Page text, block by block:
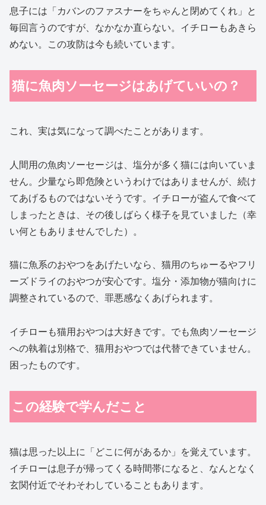
息子には「カバンのファスナーをちゃんと閉めてくれ」と
毎回言うのですが、なかなか直らない。イチローもあきら
めない。この攻防は今も続いています。
猫に魚肉ソーセージはあげていいの？
これ、実は気になって調べたことがあります。
人間用の魚肉ソーセージは、塩分が多く猫には向いていま
せん。少量なら即危険というわけではありませんが、続け
てあげるものではないそうです。イチローが盗んで食べて
しまったときは、その後しばらく様子を見ていました（幸
い何ともありませんでした）。
猫に魚系のおやつをあげたいなら、猫用のちゅーるやフリ
ーズドライのおやつが安心です。塩分・添加物が猫向けに
調整されているので、罪悪感なくあげられます。
イチローも猫用おやつは大好きです。でも魚肉ソーセージ
への執着は別格で、猫用おやつでは代替できていません。
困ったものです。
この経験で学んだこと
猫は思った以上に「どこに何があるか」を覚えています。
イチローは息子が帰ってくる時間帯になると、なんとなく
玄関付近でそわそわしていることもあります。